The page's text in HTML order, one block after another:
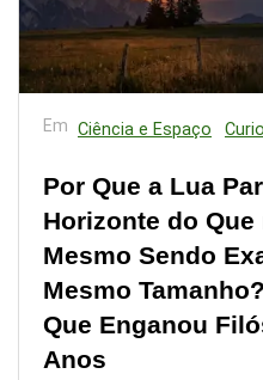
Em Ciência e Espaço
Por Que a Lua
Horizonte do
Mesmo Sendo
Mesmo
Que Enganou
Anos